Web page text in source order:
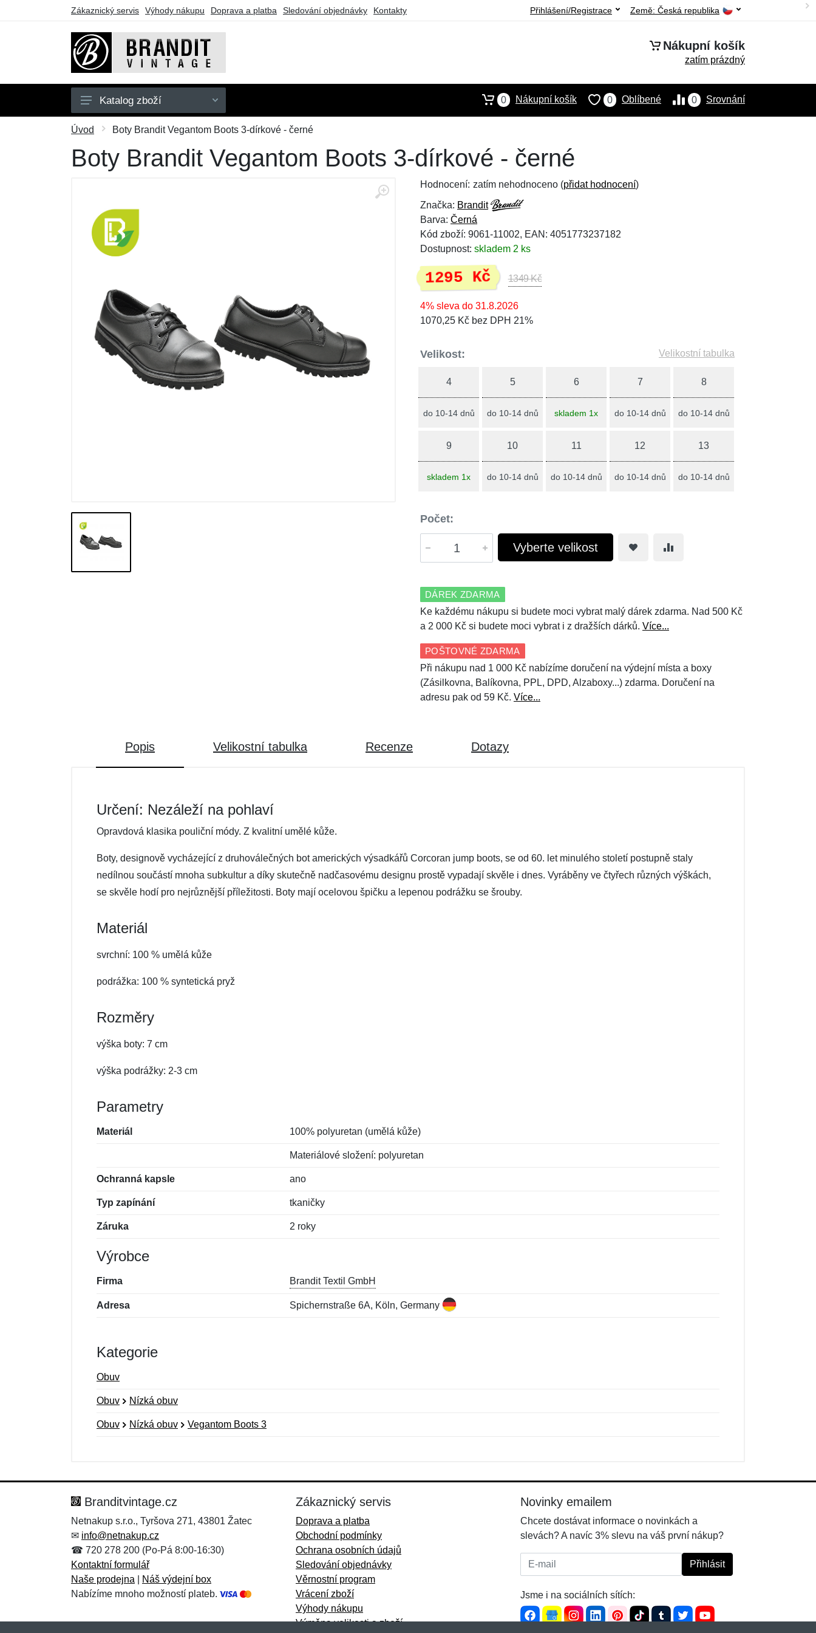
Zákaznický servis Výhody nákupu Doprava a platba Sledování objednávky Kontakty Země: Česká republika
Přihlášení/Registrace
Nákupní košík
zatím prázdný
Pánské
Dámské
Dětské
Obuv
Outdoor
Dárkové poukazy
Katalog zboží 0 Srovnání
0 Oblíbené
0 Nákupní košík
Úvod Boty Brandit Vegantom Boots 3-dírkové - černé
Boty Brandit Vegantom Boots 3-dírkové - černé
Hodnocení: zatím nehodnoceno (přidat hodnocení)
Značka: Brandit
Barva: Černá
Kód zboží: 9061-11002, EAN: 4051773237182
Dostupnost: skladem 2 ks
1295 Kč 1349 Kč
4% sleva do 31.8.2026
1070,25 Kč bez DPH 21%
Velikost: Velikostní tabulka
4
do 10-14 dnů
5
do 10-14 dnů
6
skladem 1x
7
do 10-14 dnů
8
do 10-14 dnů
9
skladem 1x
10
do 10-14 dnů
11
do 10-14 dnů
12
do 10-14 dnů
13
do 10-14 dnů
Počet:
Vyberte velikost
DÁREK ZDARMA
Ke každému nákupu si budete moci vybrat malý dárek zdarma. Nad 500 Kč
a 2 000 Kč si budete moci vybrat i z dražších dárků. Více...
POŠTOVNÉ ZDARMA
Při nákupu nad 1 000 Kč nabízíme doručení na výdejní místa a boxy
(Zásilkovna, Balíkovna, PPL, DPD, Alzaboxy...) zdarma. Doručení na
adresu pak od 59 Kč. Více...
Popis Velikostní tabulka Recenze Dotazy
Určení: Nezáleží na pohlaví
Opravdová klasika pouliční módy. Z kvalitní umělé kůže.
Boty, designově vycházející z druhoválečných bot amerických výsadkářů Corcoran jump boots, se od 60. let minulého století postupně staly
nedílnou součástí mnoha subkultur a díky skutečně nadčasovému designu prostě vypadají skvěle i dnes. Vyráběny ve čtyřech různých výškách,
se skvěle hodí pro nejrůznější příležitosti. Boty mají ocelovou špičku a lepenou podrážku se šrouby.
Materiál
svrchní: 100 % umělá kůže
podrážka: 100 % syntetická pryž
Rozměry
výška boty: 7 cm
výška podrážky: 2-3 cm
Parametry
Materiál 100% polyuretan (umělá kůže)
Materiálové složení: polyuretan
Ochranná kapsle ano
Typ zapínání tkaničky
Záruka 2 roky
Výrobce
Firma Brandit Textil GmbH
Adresa Spichernstraße 6A, Köln, Germany
Kategorie
Obuv
Obuv Nízká obuv
Obuv Nízká obuv Vegantom Boots 3
Zpráva*
Zpráva*
Branditvintage.cz
Netnakup s.r.o., Tyršova 271, 43801 Žatec
✉ info@netnakup.cz
☎ 720 278 200 (Po-Pá 8:00-16:30)
Kontaktní formulář
Naše prodejna
Náš výdejní box
Nabízíme mnoho možností plateb.
Zákaznický servis
Doprava a platba
Obchodní podmínky
Ochrana osobních údajů
Sledování objednávky
Věrnostní program
Vrácení zboží
Výhody nákupu
Výměna velikosti a zboží
Novinky emailem
Chcete dostávat informace o novinkách a
slevách? A navíc 3% slevu na váš první nákup?
E-mail: Přihlásit
Jsme i na sociálních sítích: